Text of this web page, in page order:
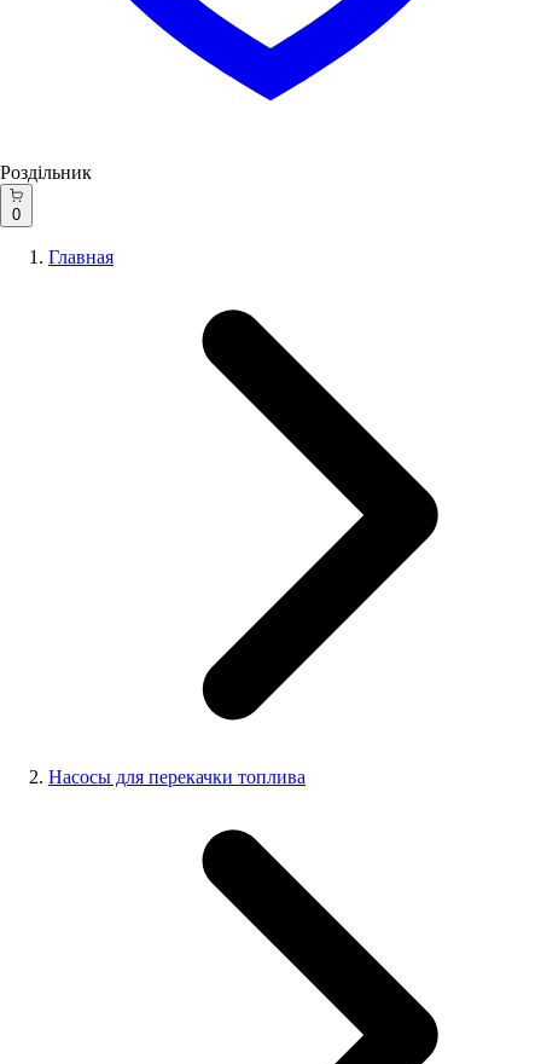
Роздільник
0
Главная
Насосы для перекачки топлива